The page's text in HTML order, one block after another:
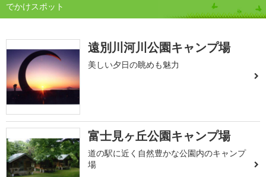
でかけスポット
遠別川河川公園キャンプ場
美しい夕日の眺めも魅力
富士見ヶ丘公園キャンプ場
道の駅に近く自然豊かな公園内のキャンプ
場